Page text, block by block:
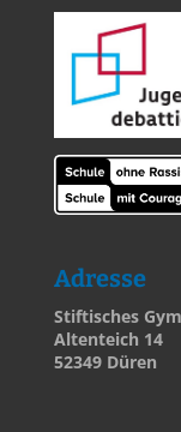
Adresse
Stiftisches
Altenteich 14
52349 Düren